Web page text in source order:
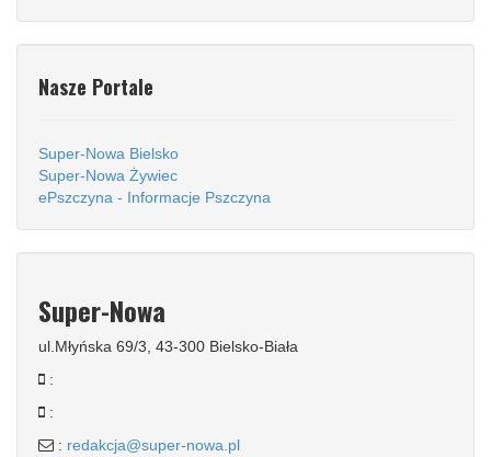
Nasze Portale
Super-Nowa Bielsko
Super-Nowa Żywiec
ePszczyna - Informacje Pszczyna
Super-Nowa
ul.Młyńska 69/3, 43-300 Bielsko-Biała
:
:
: redakcja@super-nowa.pl